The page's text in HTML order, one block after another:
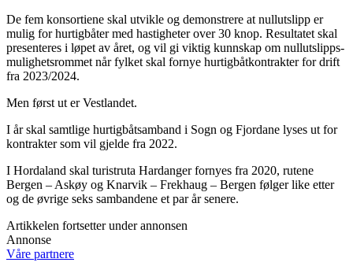
De fem konsortiene skal utvikle og demonstrere at nullutslipp er
mulig for hurtigbåter med hastigheter over 30 knop. Resultatet skal
presenteres i løpet av året, og vil gi viktig kunnskap om nullutslipps-
mulighetsrommet når fylket skal fornye hurtigbåtkontrakter for drift
fra 2023/2024.
Men først ut er Vestlandet.
I år skal samtlige hurtigbåtsamband i Sogn og Fjordane lyses ut for
kontrakter som vil gjelde fra 2022.
I Hordaland skal turistruta Hardanger fornyes fra 2020, rutene
Bergen – Askøy og Knarvik – Frekhaug – Bergen følger like etter
og de øvrige seks sambandene et par år senere.
Artikkelen fortsetter under annonsen
Annonse
Våre partnere